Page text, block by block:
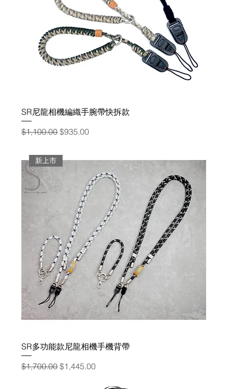
SR尼龍相機編織手腕帶快拆款
一般價格
$1,100.00促銷價格
$935.00
新上市
SR多功能款尼龍相機手機背帶
一般價格
$1,700.00促銷價格
$1,445.00